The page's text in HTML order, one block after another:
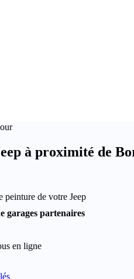
à proximité de
peinture de votre Jeep
garages partenaires
en ligne